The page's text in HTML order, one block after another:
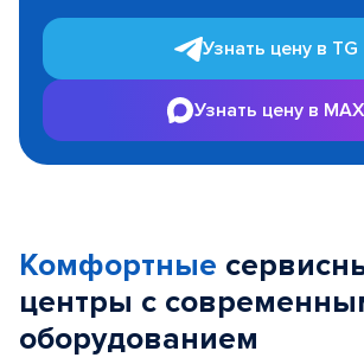
Узнать цену в TG
Узнать цену в MAX
Комфортные
центры с
оборудованием